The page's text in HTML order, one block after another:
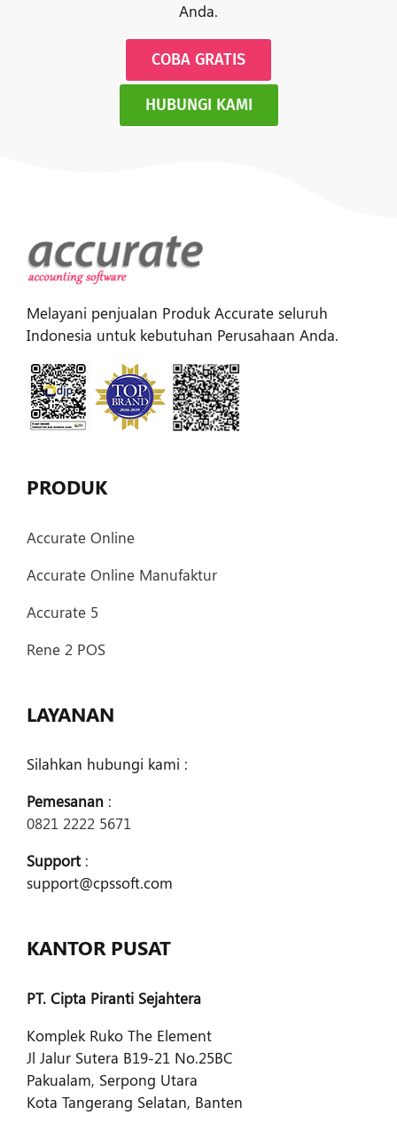
Anda.
COBA GRATIS
HUBUNGI KAMI
Melayani penjualan Produk Accurate seluruh
Indonesia untuk kebutuhan Perusahaan Anda.
PRODUK
Accurate Online
Accurate Online Manufaktur
Accurate 5
Rene 2 POS
LAYANAN
Silahkan hubungi kami :
Pemesanan:
0821 2222 5671
Support:
support@cpssoft.com
KANTOR PUSAT
PT. Cipta Piranti Sejahtera
Komplek Ruko The Element
Jl Jalur Sutera B19-21 No.25BC
Pakualam, Serpong Utara
Kota Tangerang Selatan, Banten